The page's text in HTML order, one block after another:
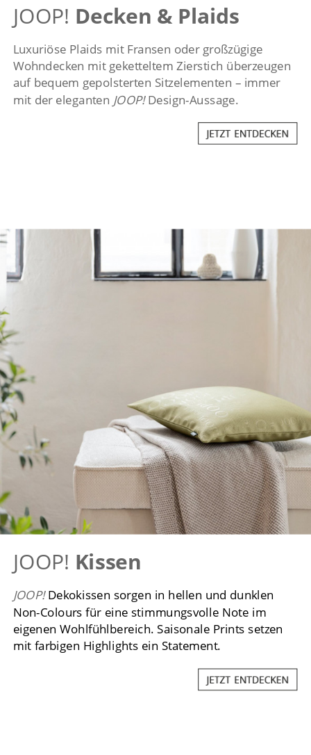
JOOP! Decken & Plaids
Luxuriöse Plaids mit Fransen oder großzügige
Wohndecken mit geketteltem Zierstich überzeugen
auf bequem gepolsterten Sitzelementen – immer
mit der eleganten JOOP!Design-Aussage.
JOOP! Kissen
JOOP!Dekokissen sorgen in hellen und dunklen
Non-Colours für eine stimmungsvolle Note im
eigenen Wohlfühlbereich. Saisonale Prints setzen
mit farbigen Highlights ein Statement.